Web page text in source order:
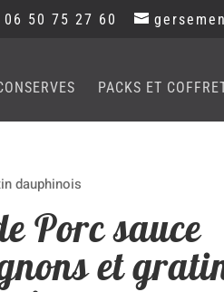
06 50 75 27 60
PACKS ET
dauphinois
Porc sauce
et